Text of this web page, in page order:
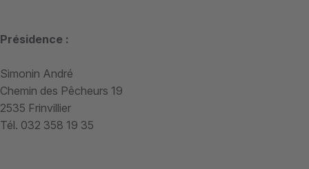
Présidence :
Simonin André
Chemin des Pêcheurs 19
2535 Frinvillier
Tél. 032 358 19 35